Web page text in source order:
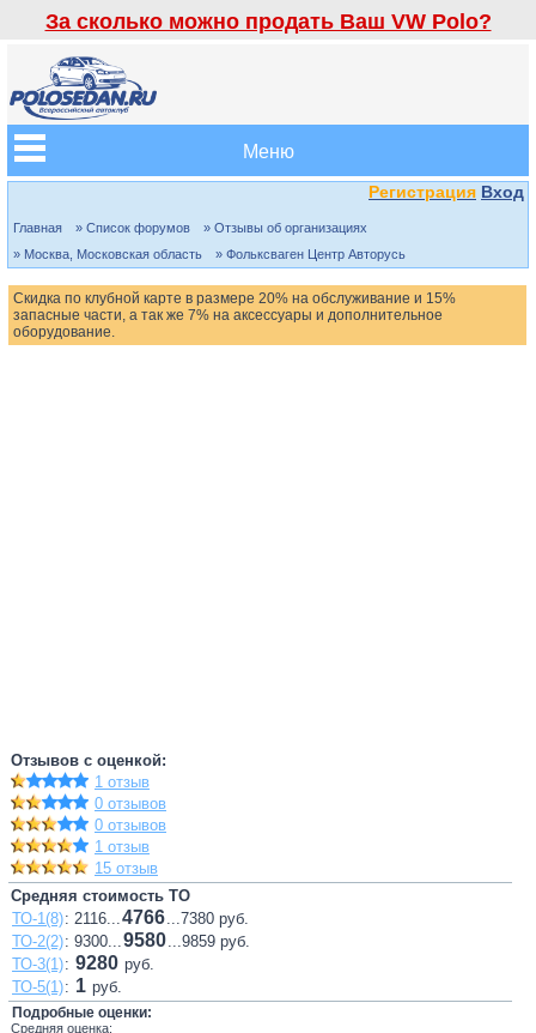
За сколько можно продать Ваш VW Polo?
Меню
Регистрация Вход
Главная » Список форумов
» Отзывы об организациях
» Москва, Московская область
» Фольксваген Центр Авторусь
Скидка по клубной карте в размере 20% на обслуживание и 15%
запасные части, а так же 7% на аксессуары и дополнительное
оборудование.
Отзывов с оценкой:
1 отзыв
0 отзывов
0 отзывов
1 отзыв
15 отзыв
Средняя стоимость ТО
ТО-1(8): 2116...4766...7380 руб.
ТО-2(2): 9300...9580...9859 руб.
ТО-3(1): 9280 руб.
ТО-5(1): 1 руб.
Подробные оценки:
Средняя оценка: